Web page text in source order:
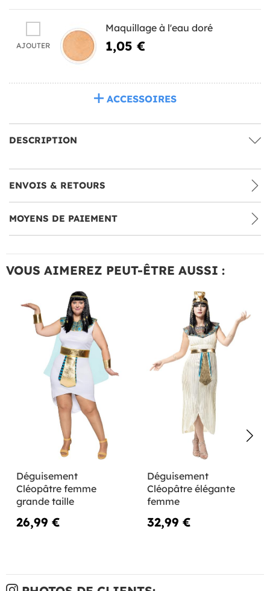
AJOUTER
Maquillage à l'eau doré
1,05 €
ACCESSOIRES
DESCRIPTION
ENVOIS & RETOURS
MOYENS DE PAIEMENT
VOUS AIMEREZ PEUT-ÊTRE AUSSI :
Déguisement
Cléopâtre femme
grande taille
26,99 €
Déguisement
Cléopâtre élégante
femme
32,99 €